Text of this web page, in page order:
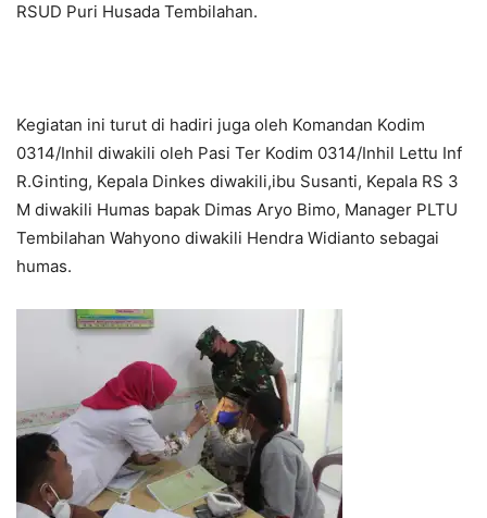
RSUD Puri Husada Tembilahan.
Kegiatan ini turut di hadiri juga oleh Komandan Kodim
0314/Inhil diwakili oleh Pasi Ter Kodim 0314/Inhil Lettu Inf
R.Ginting, Kepala Dinkes diwakili,ibu Susanti, Kepala RS 3
M diwakili Humas bapak Dimas Aryo Bimo, Manager PLTU
Tembilahan Wahyono diwakili Hendra Widianto sebagai
humas.